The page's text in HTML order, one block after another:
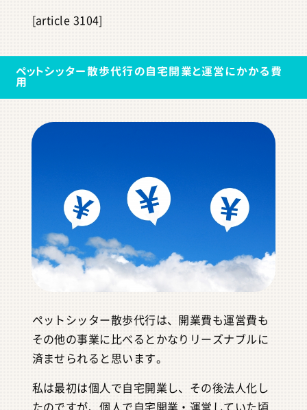
[article 3104]
ペットシッター散歩代行の自宅開業と運営にかかる費
用
ペットシッター散歩代行は、開業費も運営費も
その他の事業に比べるとかなりリーズナブルに
済ませられると思います。
私は最初は個人で自宅開業し、その後法人化し
たのですが、個人で自宅開業・運営していた頃